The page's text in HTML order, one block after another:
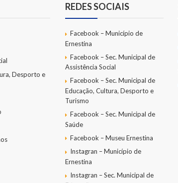
Desporto e
REDES SOCIAIS
Facebook – Município de
Ernestina
Facebook – Sec. Municipal de
Assistência Social
Facebook – Sec. Municipal de
Educação, Cultura, Desporto e
Turismo
Facebook – Sec. Municipal de
Saúde
Facebook – Museu Ernestina
Instagran – Município de
Ernestina
Instagran – Sec. Municipal de